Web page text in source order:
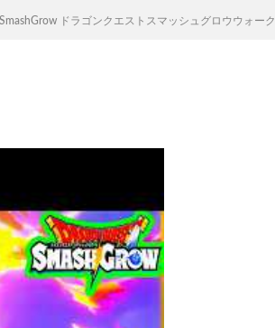
ドラゴンクエストスマッシュグロウウォーク